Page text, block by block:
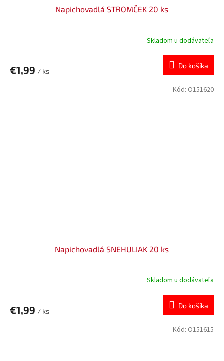
Napichovadlá STROMČEK 20 ks
Skladom u dodávateľa
€1,99 / ks
Do košíka
Napichovadlá SNEHULIAK 20 ks
Skladom u dodávateľa
€1,99 / ks
Do košíka
Kód: O151620
Kód: O151615